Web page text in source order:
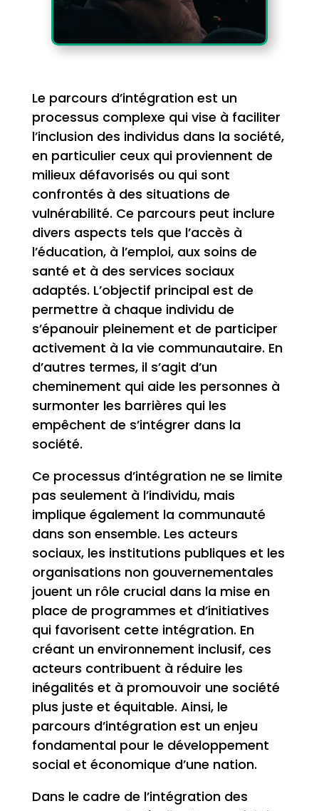
Le parcours d’intégration est un
processus complexe qui vise à faciliter
l’inclusion des individus dans la société,
en particulier ceux qui proviennent de
milieux défavorisés ou qui sont
confrontés à des situations de
vulnérabilité. Ce parcours peut inclure
divers aspects tels que l’accès à
l’éducation, à l’emploi, aux soins de
santé et à des services sociaux
adaptés. L’objectif principal est de
permettre à chaque individu de
s’épanouir pleinement et de participer
activement à la vie communautaire. En
d’autres termes, il s’agit d’un
cheminement qui aide les personnes à
surmonter les barrières qui les
empêchent de s’intégrer dans la
société.
Ce processus d’intégration ne se limite
pas seulement à l’individu, mais
implique également la communauté
dans son ensemble. Les acteurs
sociaux, les institutions publiques et les
organisations non gouvernementales
jouent un rôle crucial dans la mise en
place de programmes et d’initiatives
qui favorisent cette intégration. En
créant un environnement inclusif, ces
acteurs contribuent à réduire les
inégalités et à promouvoir une société
plus juste et équitable. Ainsi, le
parcours d’intégration est un enjeu
fondamental pour le développement
social et économique d’une nation.
Dans le cadre de l’intégration des